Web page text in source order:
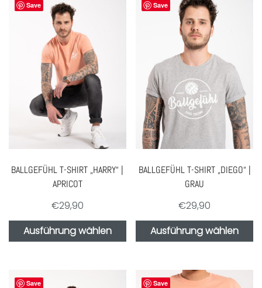
Save
BALLGEFÜHL T-SHIRT „HARRY“ |
APRICOT
€29,90
Ausführung wählen
Save
BALLGEFÜHL T-SHIRT „DIEGO“ |
GRAU
€29,90
Ausführung wählen
Save Save